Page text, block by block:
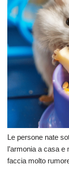
Le persone nate
l’armonia a casa
faccia molto